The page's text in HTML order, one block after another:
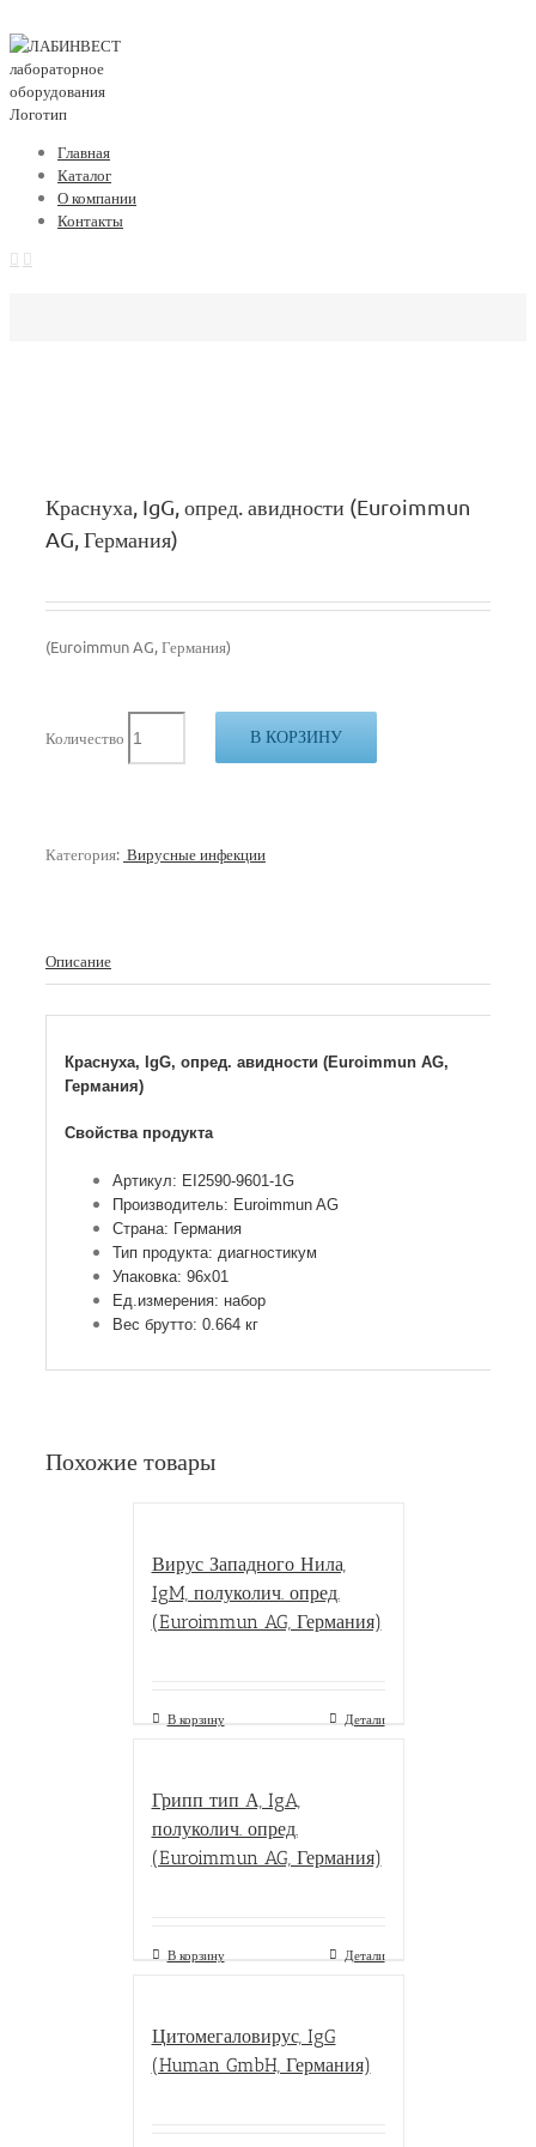
Главная
Каталог
О компании
Контакты
Краснуха, IgG, опред. авидности (Euroimmun
AG, Германия)
(Euroimmun AG, Германия)
Количество В КОРЗИНУ
Категория: Вирусные инфекции
Описание
Краснуха, IgG, опред. авидности (Euroimmun AG,
Германия)
Свойства продукта
Артикул: EI2590-9601-1G
Производитель: Euroimmun AG
Страна: Германия
Тип продукта: диагностикум
Упаковка: 96х01
Ед.измерения: набор
Вес брутто: 0.664 кг
Похожие товары
Вирус Западного Нила,
IgM, полуколич. опред.
(Euroimmun AG, Германия)
В корзину Детали
Грипп тип А, IgA,
полуколич. опред.
(Euroimmun AG, Германия)
В корзину Детали
Цитомегаловирус, IgG
(Human GmbH, Германия)